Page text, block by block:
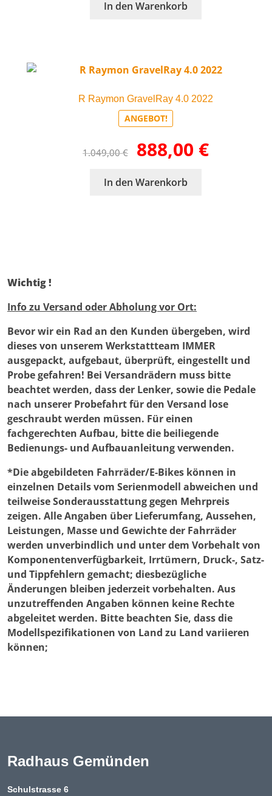
879,00 €
In den Warenkorb
R Raymon GravelRay 4.0 2022
ANGEBOT!
1.049,00€
Ursprünglicher
Preis
1.049,00 €
888,00 €Aktueller
Preis
In den Warenkorb
Wichtig !
Info zu Versand oder Abholung vor Ort:
Bevor wir ein Rad an den Kunden übergeben, wird
dieses von unserem Werkstattteam IMMER
ausgepackt, aufgebaut, überprüft, eingestellt und
Probe gefahren! Bei Versandrädern muss bitte
beachtet werden, dass der Lenker, sowie die Pedale
nach unserer Probefahrt für den Versand lose
geschraubt werden müssen. Für einen
fachgerechten Aufbau, bitte die beiliegende
Bedienungs- und Aufbauanleitung verwenden.
*Die abgebildeten Fahrräder/E-Bikes können in
einzelnen Details vom Serienmodell abweichen und
teilweise Sonderausstattung gegen Mehrpreis
zeigen. Alle Angaben über Lieferumfang, Aussehen,
Leistungen, Masse und Gewichte der Fahrräder
werden unverbindlich und unter dem Vorbehalt von
Komponentenverfügbarkeit, Irrtümern, Druck-, Satz-
und Tippfehlern gemacht; diesbezügliche
Änderungen bleiben jederzeit vorbehalten. Aus
unzutreffenden Angaben können keine Rechte
abgeleitet werden. Bitte beachten Sie, dass die
Modellspezifikationen von Land zu Land variieren
können;
Radhaus Gemünden
Schulstrasse 6